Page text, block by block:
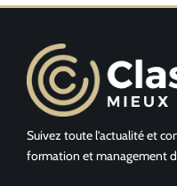
Suivez toute l’actualité et
formation et management